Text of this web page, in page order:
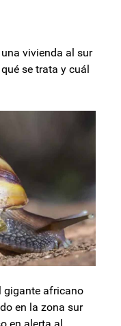
vivienda al sur
se trata y cuál
gigante africano
en la zona sur